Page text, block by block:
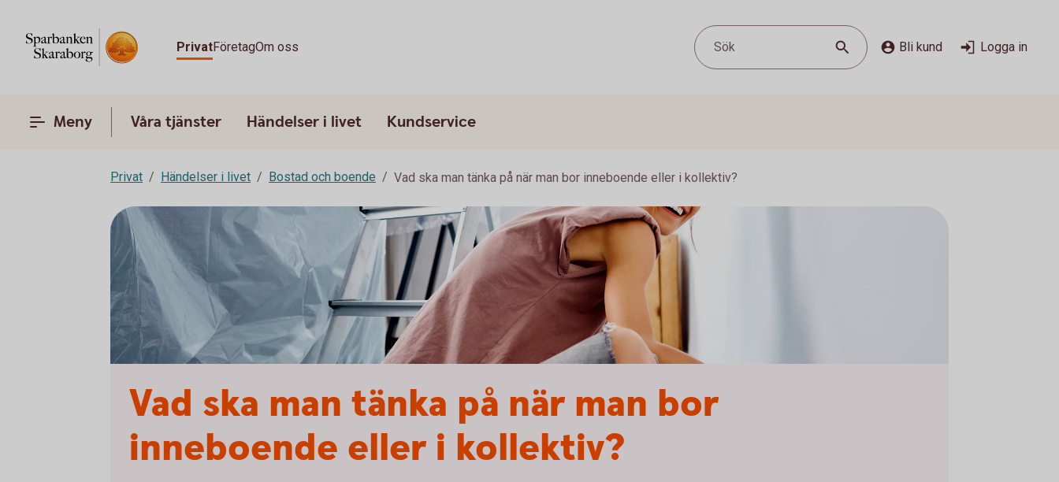
PrivatFöretagOm oss Sök Bli kund Logga in
Meny Våra tjänster Händelser i livet Kundservice
Privat Händelser i livet Bostad och boende Vad ska man tänka på när man bor inneboende eller i kollektiv?
Vad ska man tänka på när man bor
inneboende eller i kollektiv?